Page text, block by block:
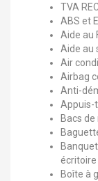
TVA
ABS et
Aide au
Aide au
Air
Airbag
Anti-
Appuis-
Bacs
Boîte à